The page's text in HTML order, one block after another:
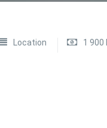
Location 1 900